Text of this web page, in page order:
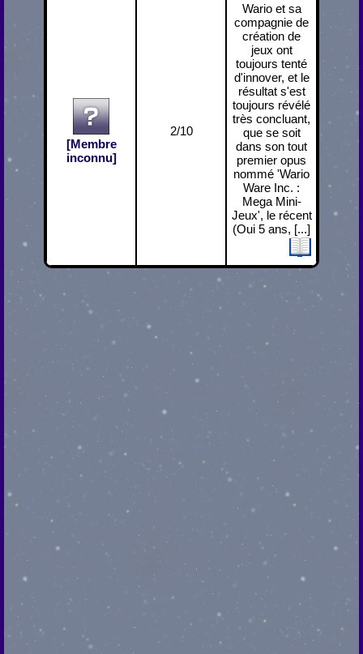
[Membre
inconnu]
2/10
Wario et sa
compagnie de
création de
jeux ont
toujours tenté
d'innover, et le
résultat s'est
toujours révélé
très concluant,
que se soit
dans son tout
premier opus
nommé 'Wario
Ware Inc. :
Mega Mini-
Jeux', le récent
(Oui 5 ans, [...]